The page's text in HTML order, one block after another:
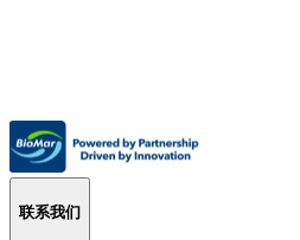
联系我们